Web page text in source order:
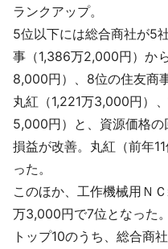
ランクアップ。
5位以下には総合商社が5
事（1,386万2,000円）か
8,000円）、8位の住友商
丸紅（1,221万3,000円）
5,000円）と、資源価格
損益が改善。丸紅（前年
った。
このほか、工作機械用Ｎ
万3,000円で7位となった。
トップ10のうち、総合商